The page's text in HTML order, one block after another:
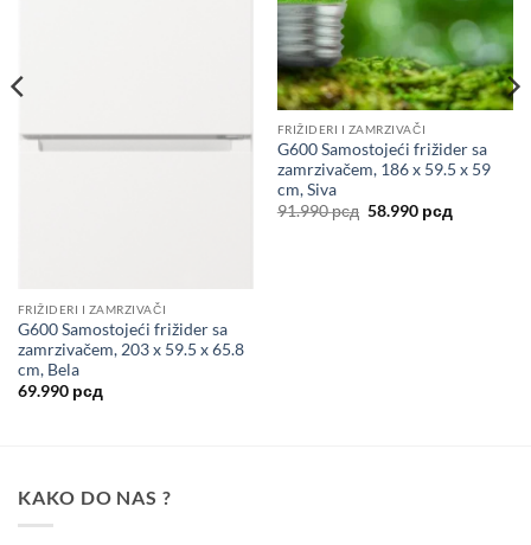
FRIŽIDERI I ZAMRZIVAČI
G600 Samostojeći frižider sa
zamrzivačem, 203 x 59.5 x 65.8
cm, Bela
69.990 рсд
FRIŽIDERI I ZAMRZIVAČI
G600 Samostojeći frižider sa
zamrzivačem, 186 x 59.5 x 59
cm, Siva
91.990рсд Оригинална
58.990 рсдТренутна
цена
KAKO DO NAS ?